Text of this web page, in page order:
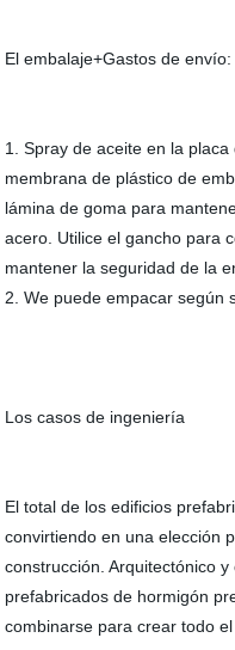
El embalaje+Gastos de envío:
1. Spray de aceite en la
membrana de plástico de
lámina de goma para
acero. Utilice el gancho para
mantener la seguridad de la
2. We puede empacar según
Los casos de ingeniería
El total de los edificios
convirtiendo en una elección
construcción. Arquitectónico
prefabricados de hormigón
combinarse para crear todo el